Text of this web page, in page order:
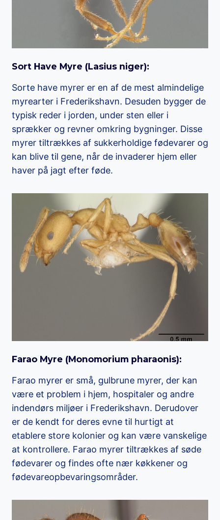
Sort Have Myre (Lasius niger):
Sorte have myrer er en af de mest almindelige
myrearter i Frederikshavn. Desuden bygger de
typisk reder i jorden, under sten eller i
sprækker og revner omkring bygninger. Disse
myrer tiltrækkes af sukkerholdige fødevarer og
kan blive til gene, når de invaderer hjem eller
haver på jagt efter føde.
Farao Myre (Monomorium pharaonis):
Farao myrer er små, gulbrune myrer, der kan
være et problem i hjem, hospitaler og andre
indendørs miljøer i Frederikshavn. Derudover
er de kendt for deres evne til hurtigt at
etablere store kolonier og kan være vanskelige
at kontrollere. Farao myrer tiltrækkes af søde
fødevarer og findes ofte nær køkkener og
fødevareopbevaringsområder.